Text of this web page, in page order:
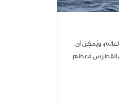
ويُمكِنُ أن
طول 3.5 م. يَقضي القَطرَس مُعظَمَ